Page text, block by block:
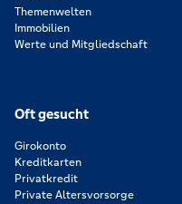
Themenwelten
Immobilien
Werte und Mitgliedschaft
Oft gesucht
Girokonto
Kreditkarten
Privatkredit
Private Altersvorsorge